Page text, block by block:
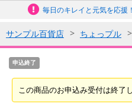
毎日のキレイと元気を応援
サンプル百貨店 ちょっプル
申込終了
この商品のお申込み受付は終了し